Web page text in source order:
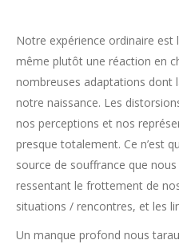
Notre expérience ordinaire est
même plutôt une réaction en
nombreuses adaptations dont
notre naissance. Les
nos perceptions et nos
presque totalement. Ce n’est
source de souffrance que
ressentant le frottement de
situations / rencontres, et les
Un manque profond nous